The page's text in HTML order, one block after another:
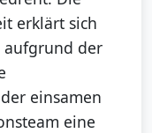
erklärt sich
aufgrund der
einsamen
eine